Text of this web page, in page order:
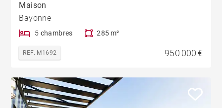
Maison
Bayonne
5 chambres 285 m²
REF. M1692 950 000 €